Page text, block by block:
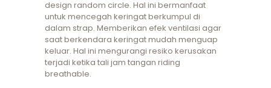
design random circle. Hal ini bermanfaat
untuk mencegah keringat berkumpul di
dalam strap. Memberikan efek ventilasi agar
saat berkendara keringat mudah menguap
keluar. Hal ini mengurangi resiko kerusakan
terjadi ketika tali jam tangan riding
breathable.